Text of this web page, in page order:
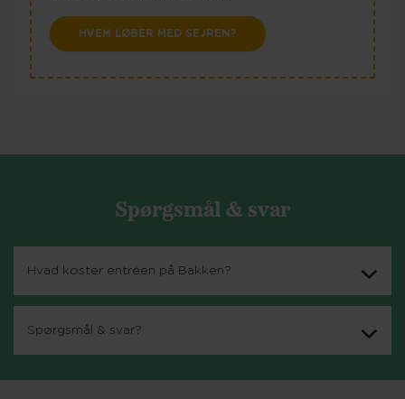
HVEM LØBER MED SEJREN?
Spørgsmål & svar
Hvad koster entréen på Bakken?
Spørgsmål & svar?